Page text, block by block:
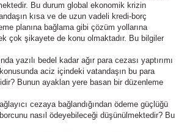
Bu durum global ekonomik krizin
kısa ve de uzun vadeli kredi-borç
planına bağlama gibi çözüm yollarına
çok şikayete de konu olmaktadır. Bu bilgiler
yazılı bedel kadar ağır para cezası yaptırımı
aciz içindeki vatandaşın bu para
Bunun ayaklan yere basan bir düzenleme
cezaya bağlandığından ödeme güçlüğü
nasıl ödeyebileceği düşünülmektedir? Bu